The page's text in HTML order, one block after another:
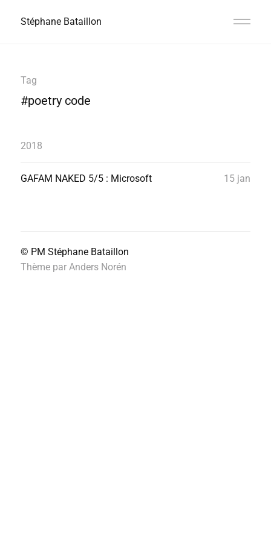
Stéphane Bataillon
Tag
#poetry code
2018
GAFAM NAKED 5/5 : Microsoft 15 jan
© PM Stéphane Bataillon
Thème par Anders Norén